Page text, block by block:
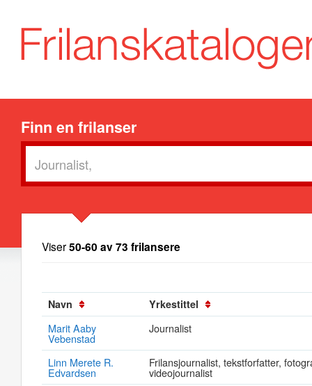
Finn en frilanser
Viser50-60 av 73 frilansere
Navn Yrkestittel
Marit Aaby
Vebenstad
Journalist
Linn Merete R.
Edvardsen
Frilansjournalist, tekstforfatter,
videojournalist